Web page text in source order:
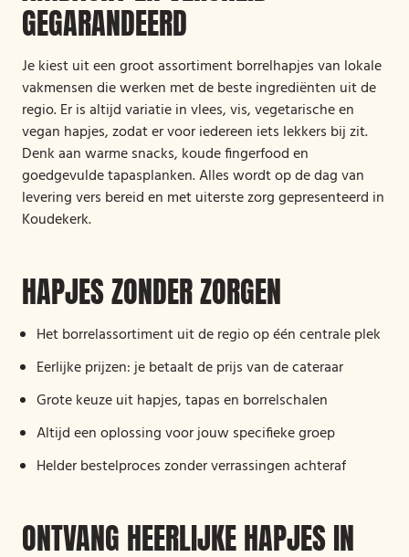
GEGARANDEERD
Je kiest uit een groot assortiment borrelhapjes van lokale
vakmensen die werken met de beste ingrediënten uit de
regio. Er is altijd variatie in vlees, vis, vegetarische en
vegan hapjes, zodat er voor iedereen iets lekkers bij zit.
Denk aan warme snacks, koude fingerfood en
goedgevulde tapasplanken. Alles wordt op de dag van
levering vers bereid en met uiterste zorg gepresenteerd in
Koudekerk.
HAPJES ZONDER ZORGEN
Het borrelassortiment uit de regio op één centrale plek
Eerlijke prijzen: je betaalt de prijs van de cateraar
Grote keuze uit hapjes, tapas en borrelschalen
Altijd een oplossing voor jouw specifieke groep
Helder bestelproces zonder verrassingen achteraf
ONTVANG HEERLIJKE HAPJES IN